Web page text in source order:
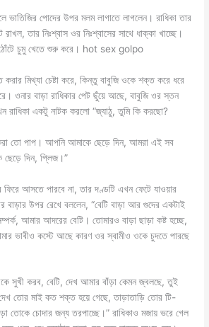
ভাতিজির পোদের উপর মলম লাগাতে লাগলেন। রাধিকা তার
তার নিঃশ্বাস ওর নিঃশ্বাসের সাথে ধাক্কা খাচ্ছে।
ঠোঁটে চুমু খেতে শুরু করে। hot sex golpo
করার মিথ্যা চেষ্টা করে, কিন্তু বাবুজি ওকে শক্ত করে ধরে
ওনার বাড়া রাধিকার পেট ছুঁয়ে আছে, বাবুজি ওর স্তন
রাধিকা একটু নাটক করলো “জ্যাঠু, তুমি কি করছো?
তো পাপ। আপনি আমাকে ছেড়ে দিন, আমরা এই সব
ছেড়ে দিন, প্লিজ।”
আসতে পারবে না, তার দণ্ডটি এখন ফেটে যাওয়ার
বাড়ার উপর রেখে বললেন, “বেটি বাড়া আর গুদের একটাই
আমার আদরের বেটি। তোমারও বাড়া ছাড়া কষ্ট হচ্ছে,
ভাবীও কস্টে আছে কারণ ওর স্বামীও ওকে চুদতে পারছে
সুখী করব, বেটি, দেখ আমার বাঁড়া কেমন জ্বলছে, তুই
তোর মাই কত শক্ত হয়ে গেছে, তাড়াতাড়ি তোর টি-
তোকে চোদার জন্য তরপাচ্ছে।” রাধিকাও মজায় ভরে গেল